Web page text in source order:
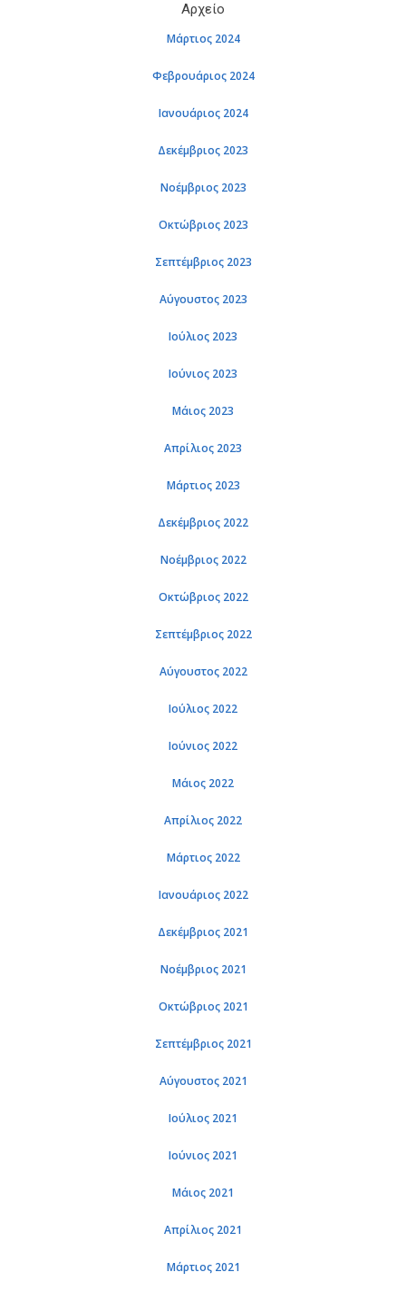
Αρχείο
Μάρτιος 2024
Φεβρουάριος 2024
Ιανουάριος 2024
Δεκέμβριος 2023
Νοέμβριος 2023
Οκτώβριος 2023
Σεπτέμβριος 2023
Αύγουστος 2023
Ιούλιος 2023
Ιούνιος 2023
Μάιος 2023
Απρίλιος 2023
Μάρτιος 2023
Δεκέμβριος 2022
Νοέμβριος 2022
Οκτώβριος 2022
Σεπτέμβριος 2022
Αύγουστος 2022
Ιούλιος 2022
Ιούνιος 2022
Μάιος 2022
Απρίλιος 2022
Μάρτιος 2022
Ιανουάριος 2022
Δεκέμβριος 2021
Νοέμβριος 2021
Οκτώβριος 2021
Σεπτέμβριος 2021
Αύγουστος 2021
Ιούλιος 2021
Ιούνιος 2021
Μάιος 2021
Απρίλιος 2021
Μάρτιος 2021